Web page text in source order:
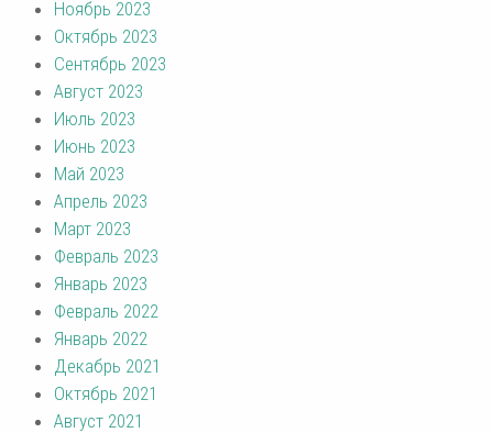
Ноябрь 2023
Октябрь 2023
Сентябрь 2023
Август 2023
Июль 2023
Июнь 2023
Май 2023
Апрель 2023
Март 2023
Февраль 2023
Январь 2023
Февраль 2022
Январь 2022
Декабрь 2021
Октябрь 2021
Август 2021